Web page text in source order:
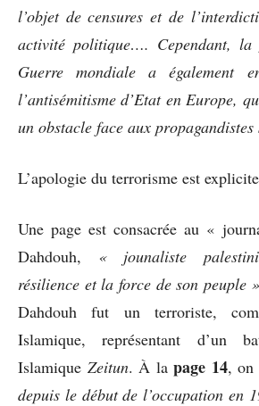
l’objet de censures et de
activité politique…. Cependant,
Guerre mondiale a également
l’antisémitisme d’Etat en Europe,
un obstacle face aux
L’apologie du terrorisme est
Une page est consacrée au «
Dahdouh, « jounaliste
résilience et la force de son peuple
Dahdouh fut un terroriste,
Islamique, représentant d’un
Islamique Zeitun. À la page 14, on
depuis le début de l’occupation en